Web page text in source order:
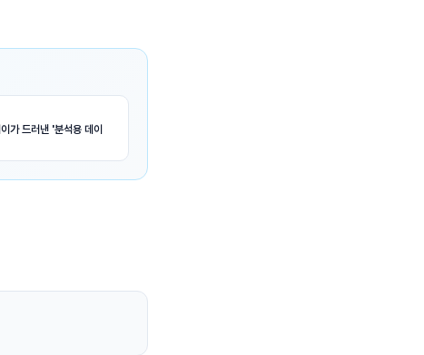
가 드러낸 '분석용 데이